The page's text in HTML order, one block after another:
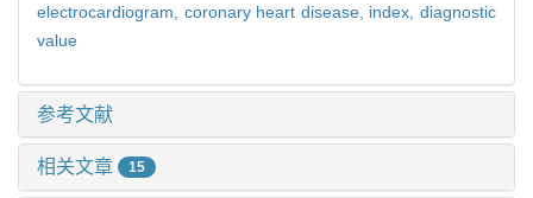
electrocardiogram, coronary heart disease, index,diagnostic
value
参考文献
相关文章 15